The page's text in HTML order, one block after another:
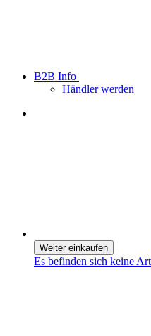
B2B Info
Händler werden
Weiter einkaufen
Es befinden sich keine